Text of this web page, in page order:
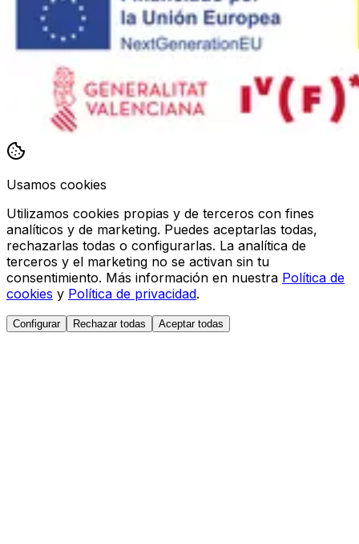
Usamos cookies
Utilizamos cookies propias y de terceros con fines
analíticos y de marketing. Puedes aceptarlas todas,
rechazarlas todas o configurarlas. La analítica de
terceros y el marketing no se activan sin tu
consentimiento. Más información en nuestra Política de
cookies y Política de privacidad.
Configurar Rechazar todas Aceptar todas